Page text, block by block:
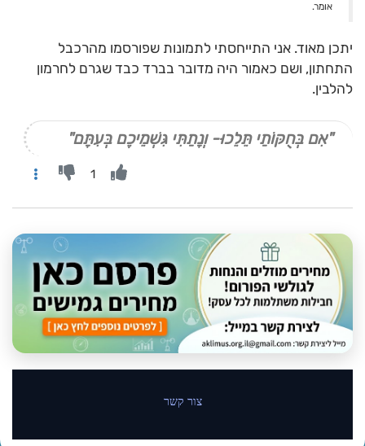
אומר.
יתכן מאוד. אני התייחסתי לתמונות שפורסמו מהרכבל
התחתון, ושם כאמור היה מדובר בברד כבד שגרם לחרמון
להלבין.
"אִם בְּחֻקּוֹתַי תֵּלֵכוּ- וְנָתַתִּי גִּשְׁמֵיכֶם בְּעִתָּם"
1
צור קשר